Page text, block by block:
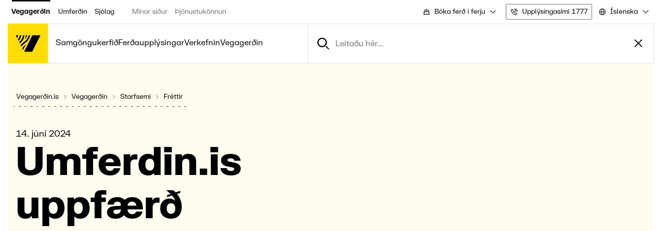
Vegagerðin Umferðin Sjólag Mínar síður Þjónustukönnun Bóka ferð í ferju Upplýsingasími 1777 Íslenska
SamgöngukerfiðFerðaupplýsingarVerkefninVegagerðin
Vegagerðin.is Vegagerðin Starfsemi Fréttir
14. júní 2024
Umfer­din.is
uppfærð